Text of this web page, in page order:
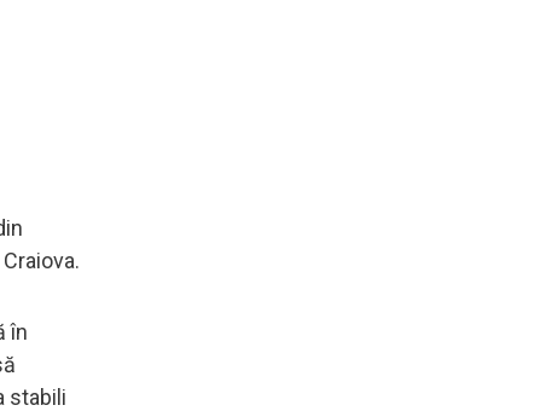
în
stabili